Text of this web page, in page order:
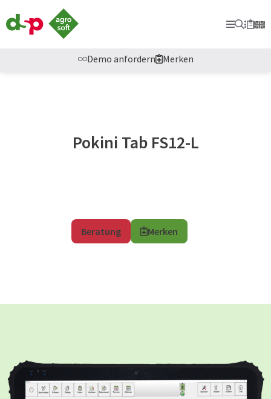
System.
Primary
Suche
Demo anfordern Merken
Pokini Tab FS12-L
Beratung Merken